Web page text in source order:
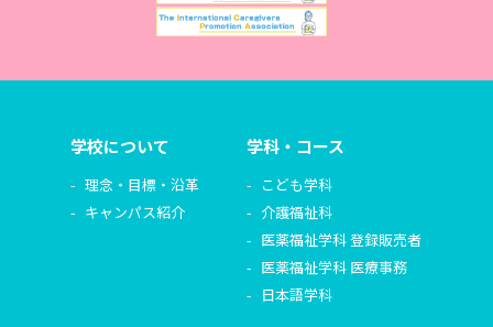
学校について
理念・目標・沿革
キャンパス紹介
学科・コース
こども学科
介護福祉科
医薬福祉学科 登録販売者
医薬福祉学科 医療事務
日本語学科